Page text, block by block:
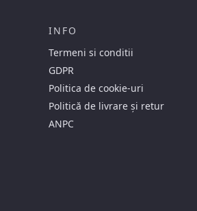
INFO
Termeni si conditii
GDPR
Politica de cookie-uri
Politică de livrare și retur
ANPC